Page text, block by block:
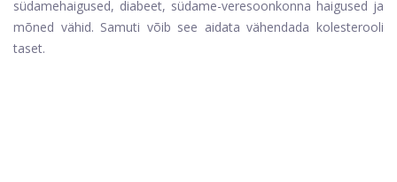
südamehaigused, diabeet, südame-veresoonkonna haigused ja
mõned vähid. Samuti võib see aidata vähendada kolesterooli
taset.